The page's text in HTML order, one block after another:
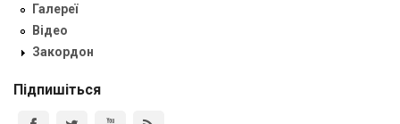
Галереї
Відео
Закордон
Підпишіться